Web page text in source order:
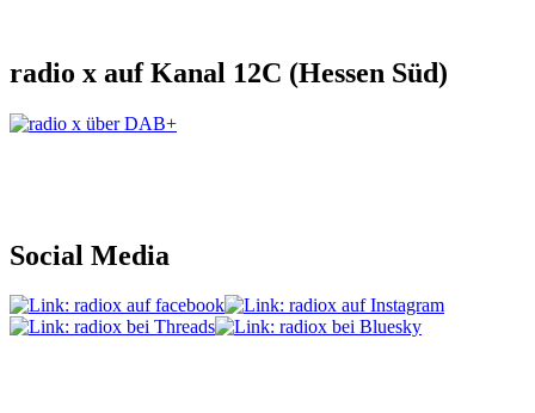
radio x auf Kanal 12C (Hessen Süd)
Social Media